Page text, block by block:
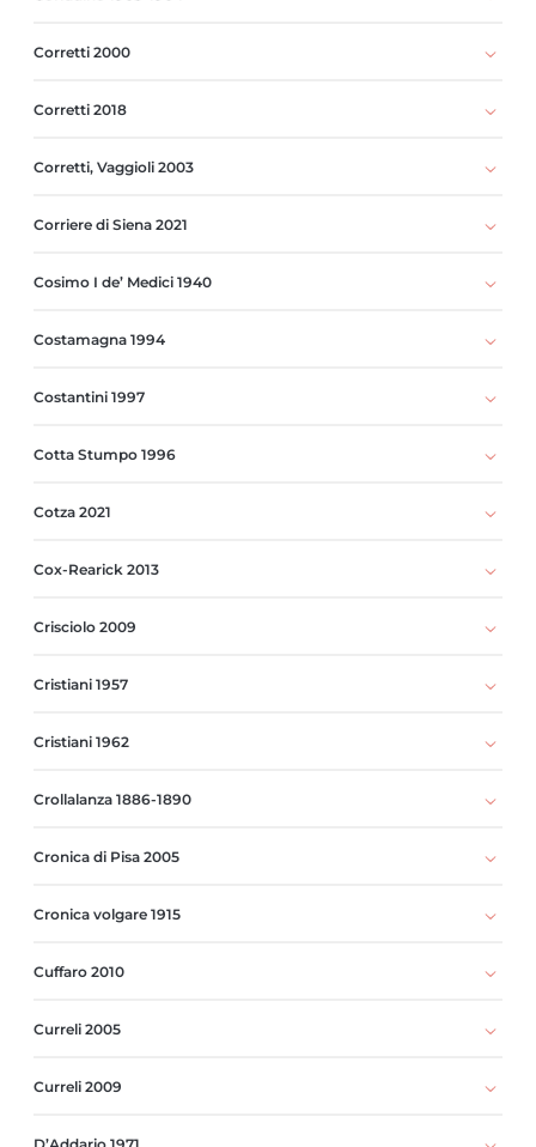
Corretti 2000
Corretti 2018
Corretti, Vaggioli 2003
Corriere di Siena 2021
Cosimo I de’ Medici 1940
Costamagna 1994
Costantini 1997
Cotta Stumpo 1996
Cotza 2021
Cox-Rearick 2013
Crisciolo 2009
Cristiani 1957
Cristiani 1962
Crollalanza 1886-1890
Cronica di Pisa 2005
Cronica volgare 1915
Cuffaro 2010
Curreli 2005
Curreli 2009